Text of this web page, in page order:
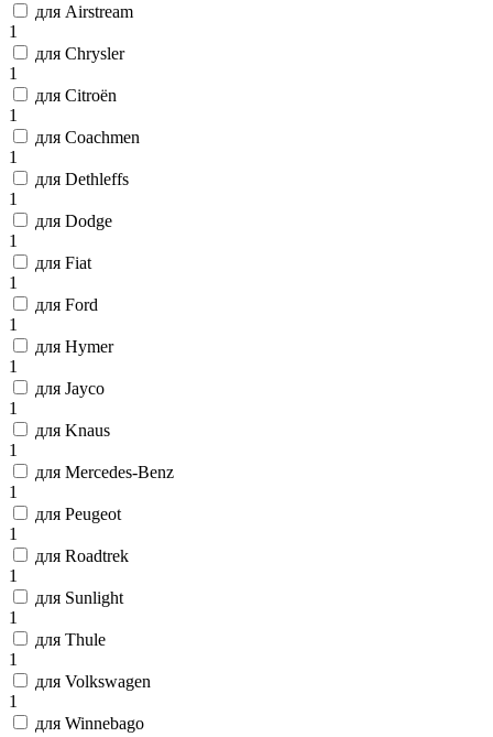
для Airstream
1
для Chrysler
1
для Citroën
1
для Coachmen
1
для Dethleffs
1
для Dodge
1
для Fiat
1
для Ford
1
для Hymer
1
для Jayco
1
для Knaus
1
для Mercedes-Benz
1
для Peugeot
1
для Roadtrek
1
для Sunlight
1
для Thule
1
для Volkswagen
1
для Winnebago